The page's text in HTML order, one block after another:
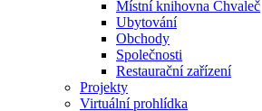
Místní knihovna Chvaleč
Ubytování
Obchody
Společnosti
Restaurační zařízení
Projekty
Virtuální prohlídka